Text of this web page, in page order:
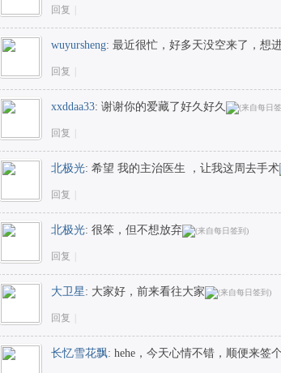
回复
wuyursheng: 最近很忙，好多天没空来了，想
回复
xxddaa33: 谢谢你的爱藏了好久好久
回复
北极光: 希望 我的主治医生 ，让我这周去手术
回复
北极光: 很笨，但不想放弃
回复
大卫星: 大家好，前来看往大家
回复
长忆雪花飘: hehe，今天心情不错，顺便来签个